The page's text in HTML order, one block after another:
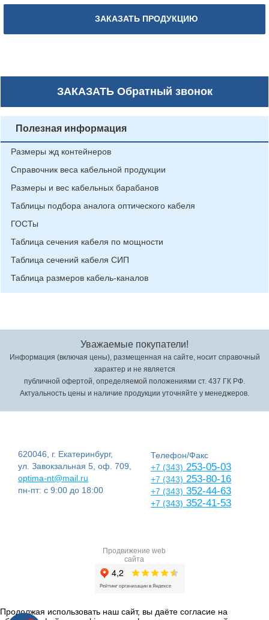
ЗАКАЗАТЬ ПРОДУКЦИЮ
ЗАКАЗАТЬОбратный звонок
Полезная информация
Размеры жд контейнеров
Справочник веса кабельной продукции
Размеры и вес кабельных барабанов
Таблицы подбора аналога оптического кабеля
ГОСТы
Таблица сечения кабеля по мощности
Таблица сечений кабеля СИП
Таблица размеров кабель-каналов
Уважаемые покупатели!
Информация (включая цены), размещенная на сайте, носит справочный
характер и не является
публичной офертой, определяемой положениями ст. 437 ГК РФ.
Актуальность цены и наличие продукции уточняйте у менеджеров.
620046, г. Екатеринбург,
ул. Завокзальная 5, оф. 709,
optima-nt@mail.ru
пн-пт: с 9:00 до 18:00
Телефон/Факс
+7 (343) 253-05-03
+7 (343) 253-80-16
+7 (343) 352-44-63
+7 (343) 352-41-53
Продвижение web
сайта
Продолжая использовать наш сайт, вы даёте согласие на